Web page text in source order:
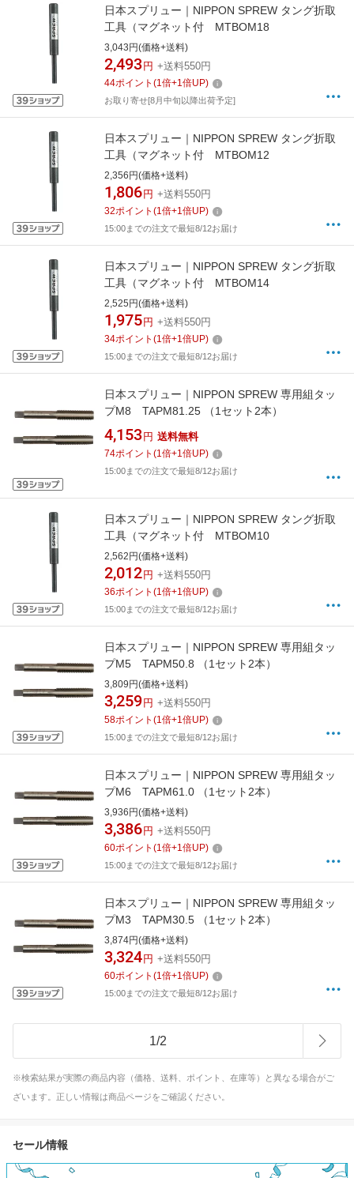
日本スプリュー｜NIPPON SPREW タング折取
工具（マグネット付 MTBOM18
3,043円(価格+送料)
2,493 円 +送料550円
44ポイント (1倍+1倍UP)
お取り寄せ[8月中旬以降出荷予定]
日本スプリュー｜NIPPON SPREW タング折取
工具（マグネット付 MTBOM12
2,356円(価格+送料)
1,806 円 +送料550円
32ポイント (1倍+1倍UP)
15:00までの注文で最短8/12お届け
日本スプリュー｜NIPPON SPREW タング折取
工具（マグネット付 MTBOM14
2,525円(価格+送料)
1,975 円 +送料550円
34ポイント (1倍+1倍UP)
15:00までの注文で最短8/12お届け
日本スプリュー｜NIPPON SPREW 専用組タッ
プM8 TAPM81.25 （1セット2本）
4,153 円 送料無料
74ポイント (1倍+1倍UP)
15:00までの注文で最短8/12お届け
日本スプリュー｜NIPPON SPREW タング折取
工具（マグネット付 MTBOM10
2,562円(価格+送料)
2,012 円 +送料550円
36ポイント (1倍+1倍UP)
15:00までの注文で最短8/12お届け
日本スプリュー｜NIPPON SPREW 専用組タッ
プM5 TAPM50.8 （1セット2本）
3,809円(価格+送料)
3,259 円 +送料550円
58ポイント (1倍+1倍UP)
15:00までの注文で最短8/12お届け
日本スプリュー｜NIPPON SPREW 専用組タッ
プM6 TAPM61.0 （1セット2本）
3,936円(価格+送料)
3,386 円 +送料550円
60ポイント (1倍+1倍UP)
15:00までの注文で最短8/12お届け
日本スプリュー｜NIPPON SPREW 専用組タッ
プM3 TAPM30.5 （1セット2本）
3,874円(価格+送料)
3,324 円 +送料550円
60ポイント (1倍+1倍UP)
15:00までの注文で最短8/12お届け
1/2
※検索結果が実際の商品内容（価格、送料、ポイント、在庫等）と異なる場合がご
ざいます。正しい情報は商品ページをご確認ください。
セール情報